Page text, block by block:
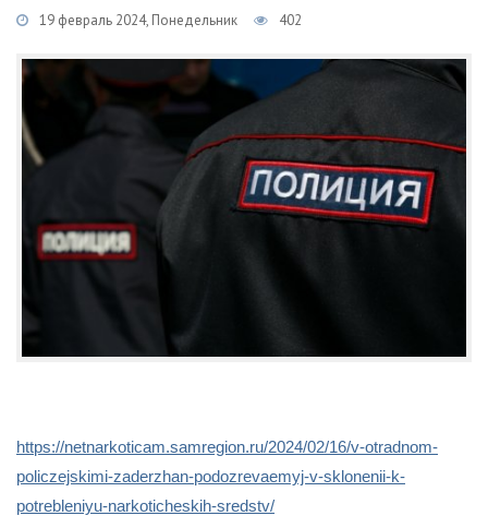
19 февраль 2024, Понедельник 402
https://netnarkoticam.samregion.ru/2024/02/16/v-otradnom-
policzejskimi-zaderzhan-podozrevaemyj-v-sklonenii-k-
potrebleniyu-narkoticheskih-sredstv/